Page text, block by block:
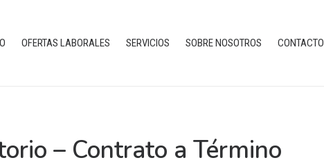
OFERTAS LABORALES SERVICIOS SOBRE NOSOTROS CONTACTO
– Contrato a Término